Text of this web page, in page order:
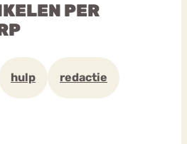
PER
hulp redactie